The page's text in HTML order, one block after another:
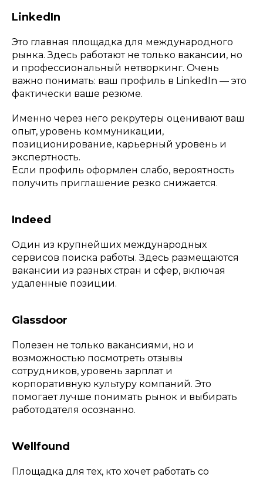
LinkedIn
Это главная площадка для международного
рынка. Здесь работают не только вакансии, но
и профессиональный нетворкинг. Очень
важно понимать: ваш профиль в LinkedIn — это
фактически ваше резюме.
Именно через него рекрутеры оценивают ваш
опыт, уровень коммуникации,
позиционирование, карьерный уровень и
экспертность.
Если профиль оформлен слабо, вероятность
получить приглашение резко снижается.
Indeed
Один из крупнейших международных
сервисов поиска работы. Здесь размещаются
вакансии из разных стран и сфер, включая
удаленные позиции.
Glassdoor
Полезен не только вакансиями, но и
возможностью посмотреть отзывы
сотрудников, уровень зарплат и
корпоративную культуру компаний. Это
помогает лучше понимать рынок и выбирать
работодателя осознанно.
Wellfound
Площадка для тех, кто хочет работать со